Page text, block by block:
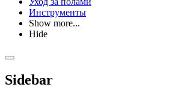
Инструменты
Show more...
Hide
Sidebar